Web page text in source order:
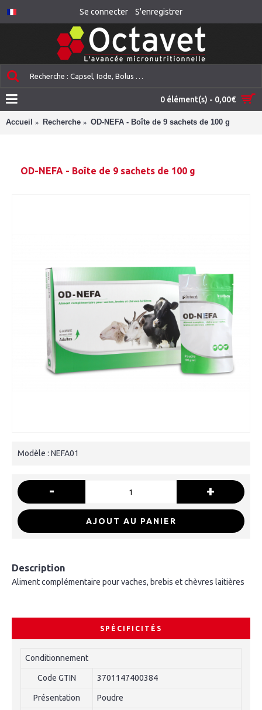
Se connecter S'enregistrer
0 élément(s) - 0,00€
Accueil Recherche OD-NEFA - Boîte de 9 sachets de 100 g
OD-NEFA - Boîte de 9 sachets de 100 g
Modèle : NEFA01
- +
AJOUT AU PANIER
Description
Aliment complémentaire pour vaches, brebis et chèvres laitières
SPÉCIFICITÉS
Conditionnement
Code GTIN 3701147400384
Présentation Poudre